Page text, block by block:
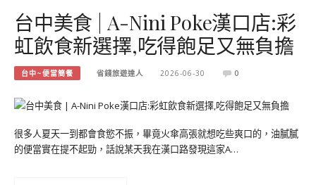
台中美食 | A-Nini Poke漢口店:彩
虹飲食新選擇,吃得飽足又無負擔
台中~便當簡餐 省錢旅遊達人 2026-06-30 0
很多人夏天一到都會食慾不振，畢竟火傘高張就想吃些爽口的，油膩膩
的便當實在提不起勁，話說某天我在漢口路發現這家A…